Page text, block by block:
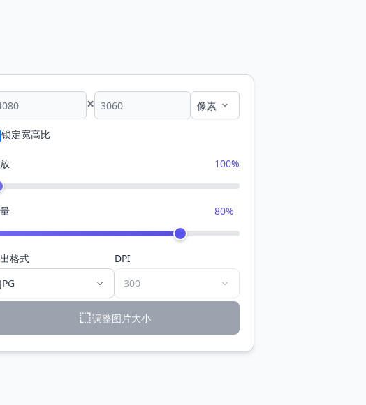
×
锁定宽高比
100%
80%
格式 DPI
调整图片大小